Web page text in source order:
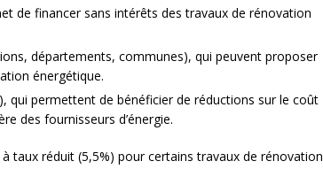
de financer sans intérêts des travaux de rénovation
départements, communes), qui peuvent proposer
énergétique.
qui permettent de bénéficier de réductions sur le coût
des fournisseurs d’énergie.
taux réduit (5,5%) pour certains travaux de rénovation